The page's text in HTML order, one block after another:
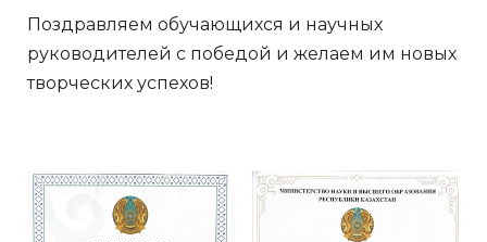
Поздравляем обучающихся и научных
руководителей с победой и желаем им новых
творческих успехов!